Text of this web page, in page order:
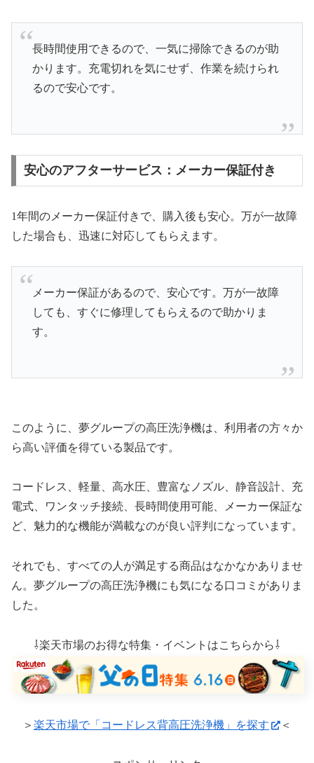
長時間使用できるので、一気に掃除できるのが助
かります。充電切れを気にせず、作業を続けられ
るので安心です。
安心のアフターサービス：メーカー保証付き
1年間のメーカー保証付きで、購入後も安心。万が一故障
した場合も、迅速に対応してもらえます。
メーカー保証があるので、安心です。万が一故障
しても、すぐに修理してもらえるので助かりま
す。
このように、夢グループの高圧洗浄機は、利用者の方々か
ら高い評価を得ている製品です。
コードレス、軽量、高水圧、豊富なノズル、静音設計、充
電式、ワンタッチ接続、長時間使用可能、メーカー保証な
ど、魅力的な機能が満載なのが良い評判になっています。
それでも、すべての人が満足する商品はなかなかありませ
ん。夢グループの高圧洗浄機にも気になる口コミがありま
した。
⇩楽天市場のお得な特集・イベントはこちらから⇩
＞ 楽天市場で「コードレス背高圧洗浄機」を探す ＜